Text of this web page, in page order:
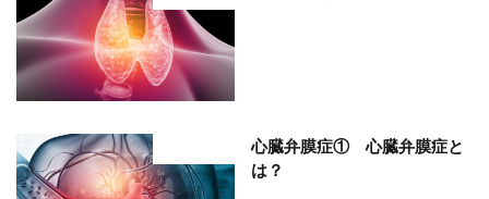
心臓弁膜症① 心臓弁膜症と
は？